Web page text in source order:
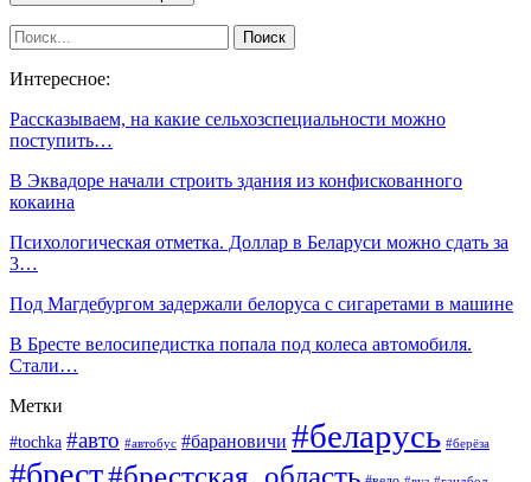
Интересное:
Рассказываем, на какие сельхозспециальности можно
поступить…
В Эквадоре начали строить здания из конфискованного
кокаина
Психологическая отметка. Доллар в Беларуси можно сдать за
3…
Под Магдебургом задержали белоруса с сигаретами в машине
В Бресте велосипедистка попала под колеса автомобиля.
Стали…
Метки
#tochka #авто #автобус #барановичи #беларусь #берёза
#брест